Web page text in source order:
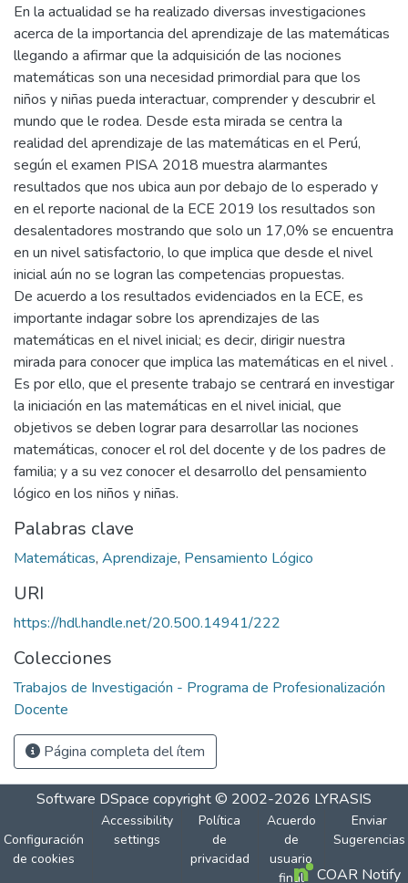
En la actualidad se ha realizado diversas investigaciones
acerca de la importancia del aprendizaje de las matemáticas
llegando a afirmar que la adquisición de las nociones
matemáticas son una necesidad primordial para que los
niños y niñas pueda interactuar, comprender y descubrir el
mundo que le rodea. Desde esta mirada se centra la
realidad del aprendizaje de las matemáticas en el Perú,
según el examen PISA 2018 muestra alarmantes
resultados que nos ubica aun por debajo de lo esperado y
en el reporte nacional de la ECE 2019 los resultados son
desalentadores mostrando que solo un 17,0% se encuentra
en un nivel satisfactorio, lo que implica que desde el nivel
inicial aún no se logran las competencias propuestas.
De acuerdo a los resultados evidenciados en la ECE, es
importante indagar sobre los aprendizajes de las
matemáticas en el nivel inicial; es decir, dirigir nuestra
mirada para conocer que implica las matemáticas en el nivel .
Es por ello, que el presente trabajo se centrará en investigar
la iniciación en las matemáticas en el nivel inicial, que
objetivos se deben lograr para desarrollar las nociones
matemáticas, conocer el rol del docente y de los padres de
familia; y a su vez conocer el desarrollo del pensamiento
lógico en los niños y niñas.
Palabras clave
Matemáticas, Aprendizaje, Pensamiento Lógico
URI
https://hdl.handle.net/20.500.14941/222
Colecciones
Trabajos de Investigación - Programa de Profesionalización
Docente
Página completa del ítem
Software DSpace copyright © 2002-2026 LYRASIS
Configuración
de cookies
Accessibility
settings
Política
de
privacidad
Acuerdo
de
usuario
final
Enviar
Sugerencias
COAR Notify